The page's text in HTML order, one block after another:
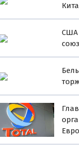
США